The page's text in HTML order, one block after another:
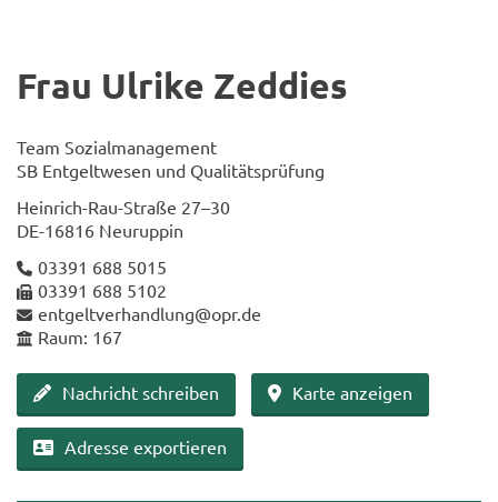
Frau Ul­ri­ke Zed­dies
Team So­zi­al­ma­nage­ment
SB Ent­gelt­we­sen und Qua­li­täts­prü­fung
Heinrich-​Rau-Straße 27–30
DE-​16816 Neu­rup­pin
03391 688 5015
03391 688 5102
ent­gelt­ver­hand­lung@opr.de
Raum: 167
Nach­richt schrei­ben Karte an­zei­gen
Adres­se ex­por­tie­ren